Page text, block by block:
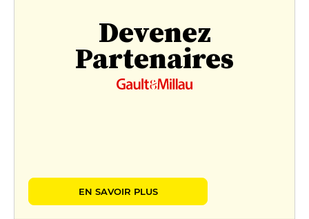
Devenez
Partenaires
EN SAVOIR PLUS